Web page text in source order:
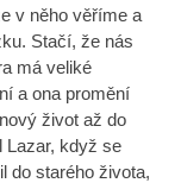
v něho věříme a
Stačí, že nás
má veliké
a ona promění
život až do
Lazar, když se
do starého života,